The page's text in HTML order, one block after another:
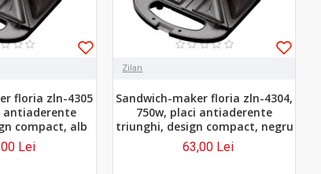
floria zln-4305
antiaderente
compact, alb
Lei
Zilan
Sandwich-maker floria zln-4304,
750w, placi antiaderente
triunghi, design compact, negru
63,00 Lei